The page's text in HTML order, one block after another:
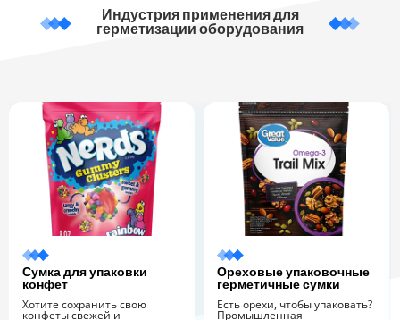
Индустрия применения для
герметизации оборудования
Сумка для упаковки
конфет
Хотите сохранить свою
конфеты свежей и
Ореховые упаковочные
герметичные сумки
Есть орехи, чтобы упаковать?
Промышленная